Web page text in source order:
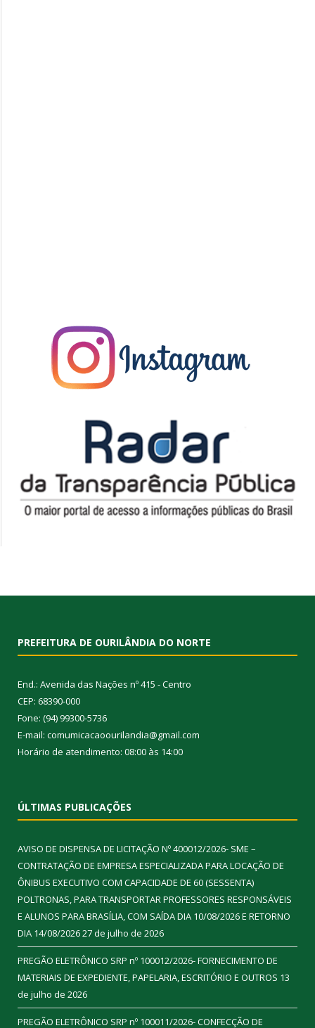
PREFEITURA DE OURILÂNDIA DO NORTE
End.: Avenida das Nações nº 415 - Centro
CEP: 68390-000
Fone: (94) 99300-5736
E-mail: comumicacaoourilandia@gmail.com
Horário de atendimento: 08:00 às 14:00
ÚLTIMAS PUBLICAÇÕES
AVISO DE DISPENSA DE LICITAÇÃO Nº 400012/2026- SME –
CONTRATAÇÃO DE EMPRESA ESPECIALIZADA PARA LOCAÇÃO DE
ÔNIBUS EXECUTIVO COM CAPACIDADE DE 60 (SESSENTA)
POLTRONAS, PARA TRANSPORTAR PROFESSORES RESPONSÁVEIS
E ALUNOS PARA BRASÍLIA, COM SAÍDA DIA 10/08/2026 E RETORNO
DIA 14/08/202627 de julho de 2026
PREGÃO ELETRÔNICO SRP nº 100012/2026- FORNECIMENTO DE
MATERIAIS DE EXPEDIENTE, PAPELARIA, ESCRITÓRIO E OUTROS 13
de julho de 2026
PREGÃO ELETRÔNICO SRP nº 100011/2026- CONFECÇÃO DE